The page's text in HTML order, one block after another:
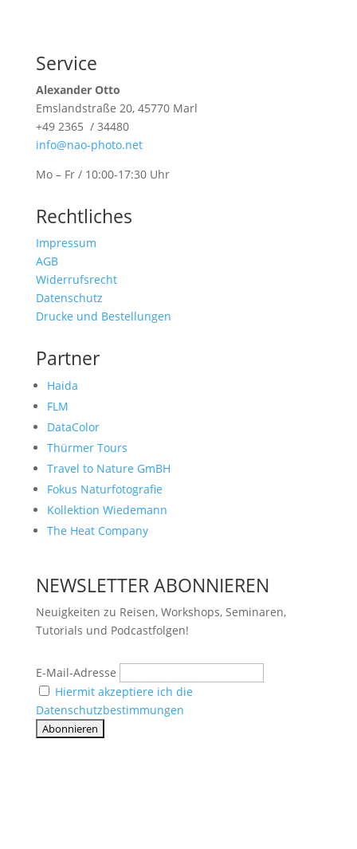
Service
Alexander Otto
Emslandstraße 20, 45770 Marl
+49 2365 / 34480
info@nao-photo.net
Mo – Fr / 10:00-17:30 Uhr
Rechtliches
Impressum
AGB
Widerrufsrecht
Datenschutz
Drucke und Bestellungen
Partner
Haida
FLM
DataColor
Thürmer Tours
Travel to Nature GmBH
Fokus Naturfotografie
Kollektion Wiedemann
The Heat Company
NEWSLETTER ABONNIEREN
Neuigkeiten zu Reisen, Workshops, Seminaren,
Tutorials und Podcastfolgen!
E-Mail-Adresse
Hiermit akzeptiere ich die
Datenschutzbestimmungen